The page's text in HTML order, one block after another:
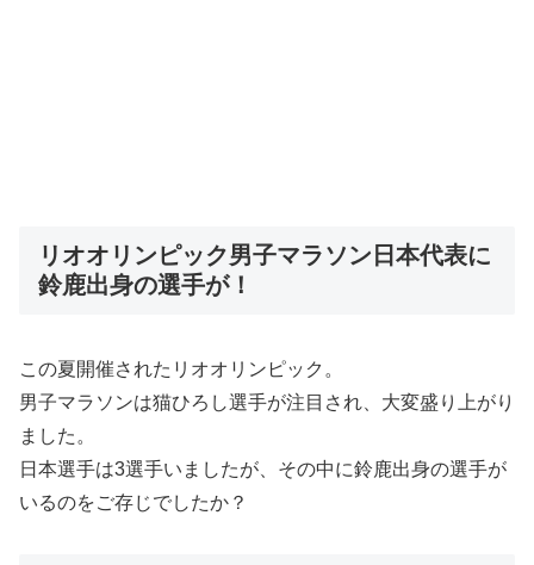
リオオリンピック男子マラソン日本代表に
鈴鹿出身の選手が！
この夏開催されたリオオリンピック。
男子マラソンは猫ひろし選手が注目され、大変盛り上がり
ました。
日本選手は3選手いましたが、その中に鈴鹿出身の選手が
いるのをご存じでしたか？